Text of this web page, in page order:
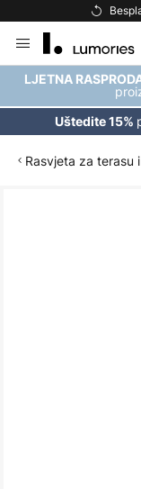
to
Content
LJETNA
Uštedite 15%
Rasvjeta za terasu